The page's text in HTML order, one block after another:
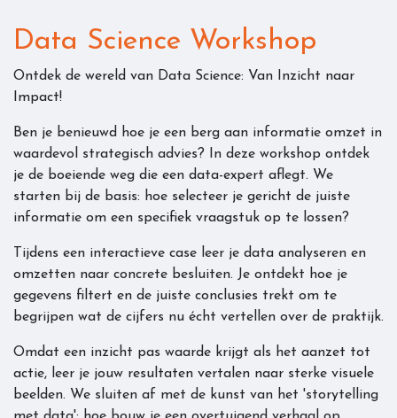
Data Science Workshop
Ontdek de wereld van Data Science: Van Inzicht naar
Impact!
Ben je benieuwd hoe je een berg aan informatie omzet in
waardevol strategisch advies? In deze workshop ontdek
je de boeiende weg die een data-expert aflegt. We
starten bij de basis: hoe selecteer je gericht de juiste
informatie om een specifiek vraagstuk op te lossen?
Tijdens een interactieve case leer je data analyseren en
omzetten naar concrete besluiten. Je ontdekt hoe je
gegevens filtert en de juiste conclusies trekt om te
begrijpen wat de cijfers nu écht vertellen over de praktijk.
Omdat een inzicht pas waarde krijgt als het aanzet tot
actie, leer je jouw resultaten vertalen naar sterke visuele
beelden. We sluiten af met de kunst van het 'storytelling